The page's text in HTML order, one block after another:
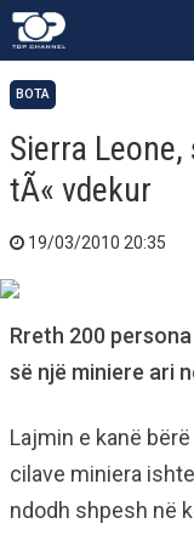
BOTA
Sierra
tÃ« vdekur
19/03/2010 20:35
Rreth 200
së një miniere ari
Lajmin e kanë
cilave miniera
ndodh shpesh në